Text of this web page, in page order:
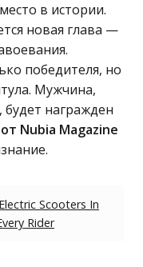
в истории.
новая глава —
победителя, но
Мужчина,
награжден
Nubia Magazine
Scooters In
Rider